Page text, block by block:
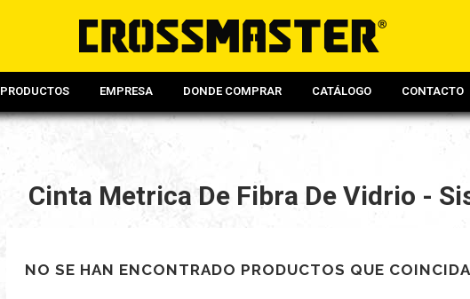
PRODUCTOS EMPRESA DONDE COMPRAR CATÁLOGO CONTACTO
Cinta Metrica De Fibra De Vidrio -
NO SE HAN ENCONTRADO PRODUCTOS QUE